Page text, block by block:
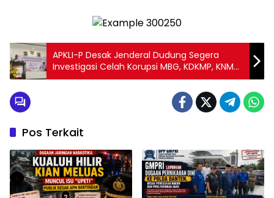
APKLI-P Desak Jenderal Dudung Segera
Investigasi Celah Korupsi MBG, KDKMP, KNMP
dan Sekolah Rakyat, Lelet Turun Ke Jalan
Pos Terkait